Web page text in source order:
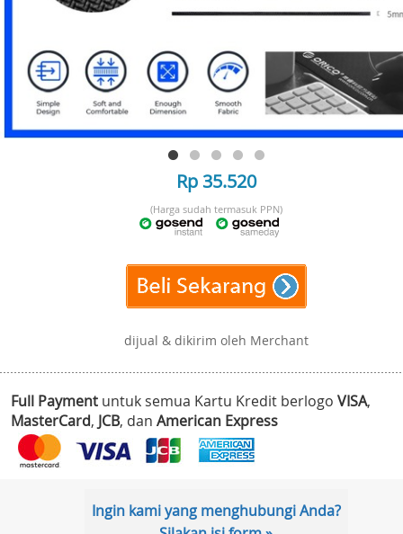
Rp 35.520
(Harga sudah termasuk PPN)
dijual & dikirim oleh Merchant
Full Payment untuk semua Kartu Kredit berlogo VISA,
MasterCard, JCB, dan American Express
Ingin kami yang menghubungi Anda?